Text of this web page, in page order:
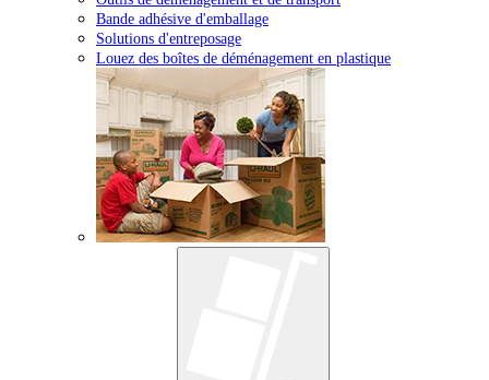
Bande adhésive d'emballage
Solutions d'entreposage
Louez des boîtes de déménagement en plastique